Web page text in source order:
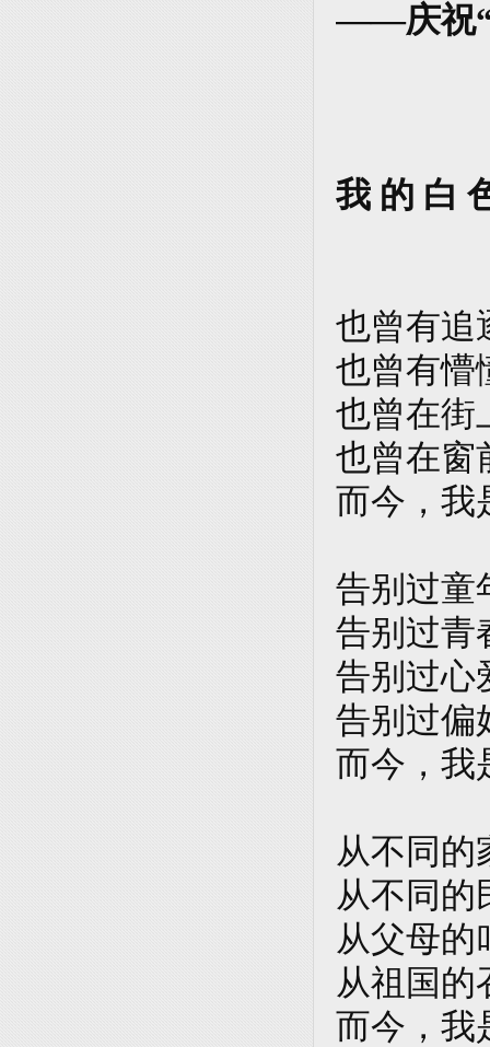
——庆祝
我 的 白
也曾有追
也曾有懵
也曾在街
也曾在窗
而今，我
告别过童
告别过青
告别过心
告别过偏
而今，我
从不同的
从不同的
从父母的
从祖国的
而今，我